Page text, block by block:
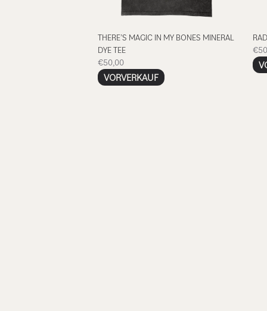
THERE’S MAGIC IN MY BONES MINERAL
DYE TEE
€50,00
VORVERKAUF